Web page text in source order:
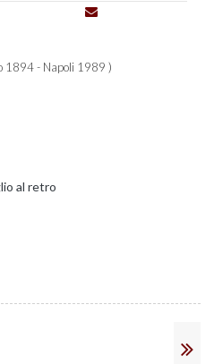
1894 - Napoli 1989 )
al retro